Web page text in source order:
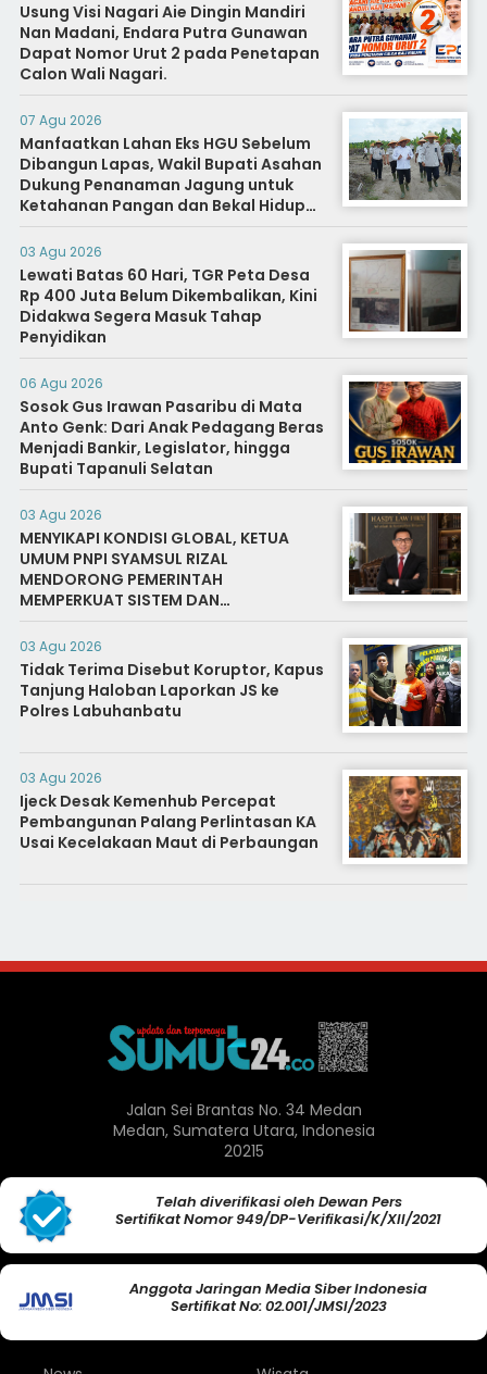
Usung Visi Nagari Aie Dingin Mandiri
Nan Madani, Endara Putra Gunawan
Dapat Nomor Urut 2 pada Penetapan
Calon Wali Nagari.
07 Agu 2026
Manfaatkan Lahan Eks HGU Sebelum
Dibangun Lapas, Wakil Bupati Asahan
Dukung Penanaman Jagung untuk
Ketahanan Pangan dan Bekal Hidup
Warga Binaan
03 Agu 2026
Lewati Batas 60 Hari, TGR Peta Desa
Rp 400 Juta Belum Dikembalikan, Kini
Didakwa Segera Masuk Tahap
Penyidikan
06 Agu 2026
Sosok Gus Irawan Pasaribu di Mata
Anto Genk: Dari Anak Pedagang Beras
Menjadi Bankir, Legislator, hingga
Bupati Tapanuli Selatan
03 Agu 2026
MENYIKAPI KONDISI GLOBAL, KETUA
UMUM PNPI SYAMSUL RIZAL
MENDORONG PEMERINTAH
MEMPERKUAT SISTEM DAN
INFRASTRUKTUR INTELIJEN NEGARA
03 Agu 2026
Tidak Terima Disebut Koruptor, Kapus
Tanjung Haloban Laporkan JS ke
Polres Labuhanbatu
03 Agu 2026
Ijeck Desak Kemenhub Percepat
Pembangunan Palang Perlintasan KA
Usai Kecelakaan Maut di Perbaungan
Jalan Sei Brantas No. 34 Medan
Medan, Sumatera Utara, Indonesia
20215
Telah diverifikasi oleh Dewan Pers
Sertifikat Nomor 949/DP-Verifikasi/K/XII/2021
Anggota Jaringan Media Siber Indonesia
Sertifikat No: 02.001/JMSI/2023